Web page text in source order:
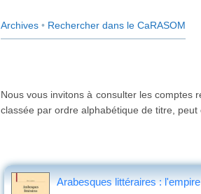
Archives • Rechercher dans le CaRASOM
Nous vous invitons à consulter les comptes
classée par ordre alphabétique de titre,
Arabesques littéraires :